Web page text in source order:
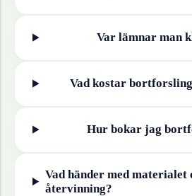
Var lämnar man
Vad kostar
Hur bokar jag
Vad händer med materialet
återvinning?